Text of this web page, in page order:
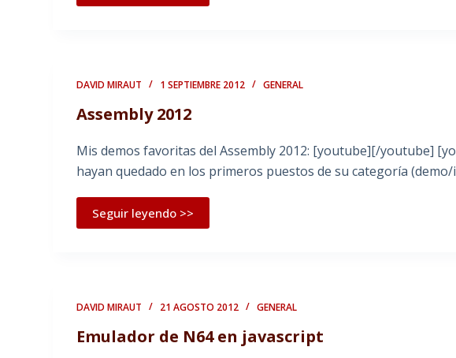
DAVID MIRAUT 1 SEPTIEMBRE 2012 GENERAL
Assembly 2012
Mis demos favoritas del Assembly 2012: [youtube][/youtube]
hayan quedado en los primeros puestos de su categoría
Seguir leyendo >>
DAVID MIRAUT 21 AGOSTO 2012 GENERAL
Emulador de N64 en javascript